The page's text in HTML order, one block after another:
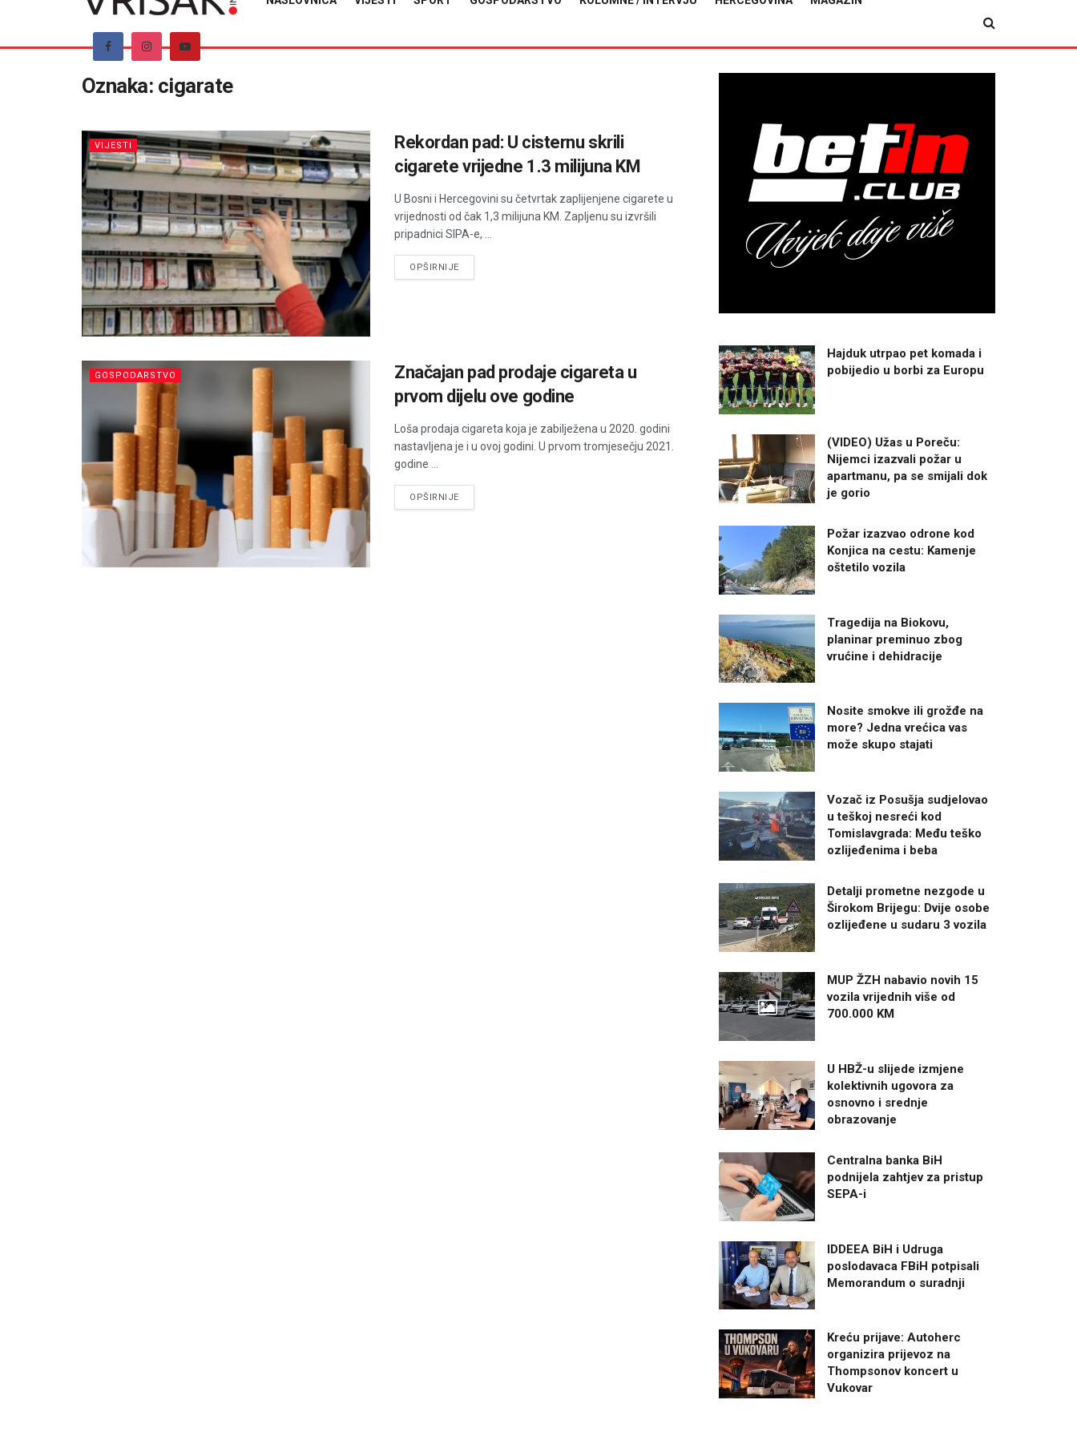
Oznaka: cigarate
VIJESTI
Rekordan pad: U cisternu skrili
cigarete vrijedne 1.3 milijuna KM
U Bosni i Hercegovini su četvrtak zaplijenjene cigarete u
vrijednosti od čak 1,3 milijuna KM. Zapljenu su izvršili
pripadnici SIPA-e, ...
OPŠIRNIJEDETAILS
GOSPODARSTVO
Značajan pad prodaje cigareta u
prvom dijelu ove godine
Loša prodaja cigareta koja je zabilježena u 2020. godini
nastavljena je i u ovoj godini. U prvom tromjesečju 2021.
godine ...
OPŠIRNIJEDETAILS
Hajduk utrpao pet komada i
pobijedio u borbi za Europu
(VIDEO) Užas u Poreču:
Nijemci izazvali požar u
apartmanu, pa se smijali dok
je gorio
Požar izazvao odrone kod
Konjica na cestu: Kamenje
oštetilo vozila
Tragedija na Biokovu,
planinar preminuo zbog
vrućine i dehidracije
Nosite smokve ili grožđe na
more? Jedna vrećica vas
može skupo stajati
Vozač iz Posušja sudjelovao
u teškoj nesreći kod
Tomislavgrada: Među teško
ozlijeđenima i beba
Detalji prometne nezgode u
Širokom Brijegu: Dvije osobe
ozlijeđene u sudaru 3 vozila
MUP ŽZH nabavio novih 15
vozila vrijednih više od
700.000 KM
U HBŽ-u slijede izmjene
kolektivnih ugovora za
osnovno i srednje
obrazovanje
Centralna banka BiH
podnijela zahtjev za pristup
SEPA-i
IDDEEA BiH i Udruga
poslodavaca FBiH potpisali
Memorandum o suradnji
Kreću prijave: Autoherc
organizira prijevoz na
Thompsonov koncert u
Vukovar